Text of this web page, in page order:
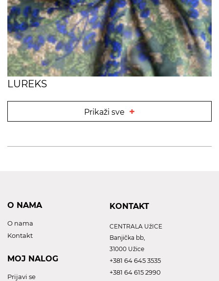
LUREKS
Prikaži sve +
O NAMA
O nama
Kontakt
MOJ NALOG
Prijavi se
KONTAKT
CENTRALA UžICE
Banjička bb,
31000 Užice
+381 64 645 3535
+381 64 615 2990